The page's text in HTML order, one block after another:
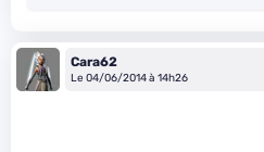
Cara62
Le 04/06/2014 à 14h26